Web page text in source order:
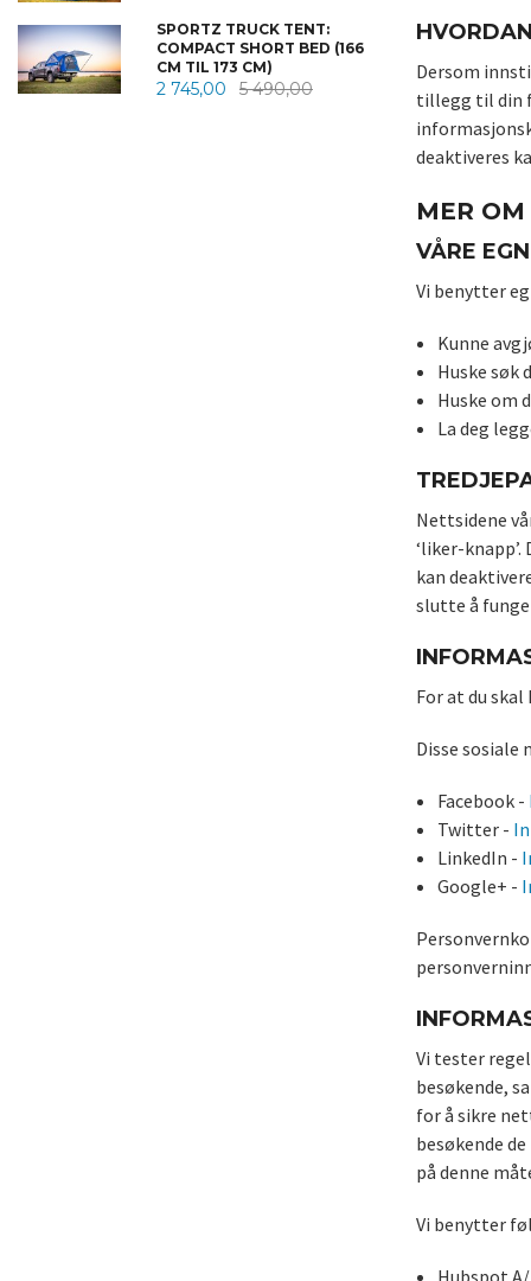
Dersom
tillegg til din
deaktiveres
MER
VÅRE
Vi benytter
Kunne
Huske søk
Huske om
La deg
Nettsidene
‘liker-
kan
slutte å
For at du skal
Disse sosiale
Facebook -
Twitter -
LinkedIn -
Google+ -
Vi tester
besøkende,
for å sikre
besøkende
på denne
Vi benytter
SPORTZ TRUCK TENT:
COMPACT SHORT BED (166
CM TIL 173 CM)
2 745,00 5 490,00